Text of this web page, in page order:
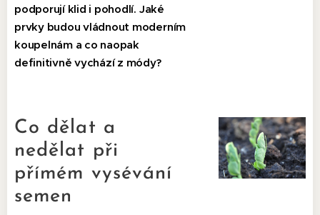
podporují klid i pohodlí. Jaké
prvky budou vládnout moderním
koupelnám a co naopak
definitivně vychází z módy?
Co dělat a
nedělat při
přímém vysévání
semen